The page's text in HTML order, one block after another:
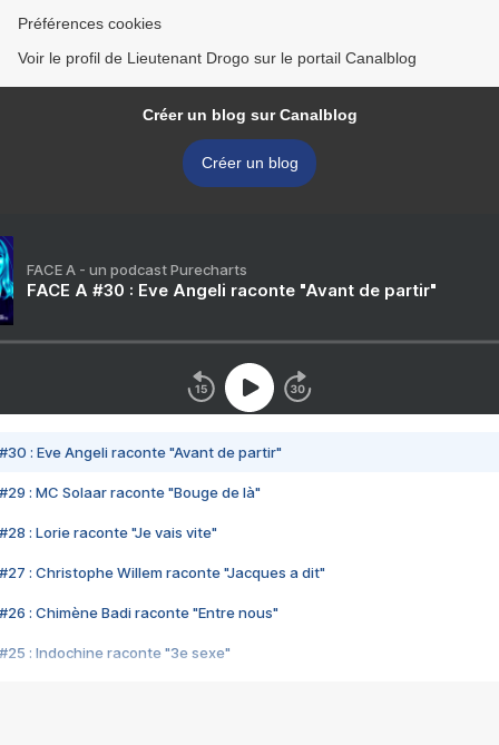
Préférences cookies
Voir le profil de Lieutenant Drogo sur le portail Canalblog
Créer un blog sur Canalblog
Créer un blog
FACE A - un podcast Purecharts
FACE A #30 : Eve Angeli raconte "Avant de partir"
#30 : Eve Angeli raconte "Avant de partir"
#29 : MC Solaar raconte "Bouge de là"
#28 : Lorie raconte "Je vais vite"
#27 : Christophe Willem raconte "Jacques a dit"
#26 : Chimène Badi raconte "Entre nous"
#25 : Indochine raconte "3e sexe"